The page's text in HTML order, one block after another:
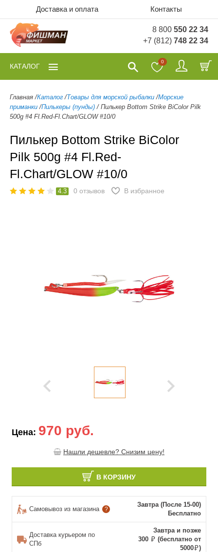
Доставка и оплата Контакты
8 800 550 22 34
+7 (812) 748 22 34
0
КАТАЛОГ
Главная /Каталог /Товары для морской рыбалки /Морские
приманки /Пилькеры (пунды) / Пилькер Bottom Strike BiColor Pilk
500g #4 Fl.Red-Fl.Chart/GLOW #10/0
Пилькер Bottom Strike BiColor
Pilk 500g #4 Fl.Red-
Fl.Chart/GLOW #10/0
4.3 0 отзывов В избранное
Цена: 970 руб.
Нашли дешевле? Снизим цену!
В КОРЗИНУ
Самовывоз из магазина ?
Завтра (После 15-00)
Бесплатно
Доставка курьером по
СПб
Завтра и позже
300
(бесплатно от
5000
)